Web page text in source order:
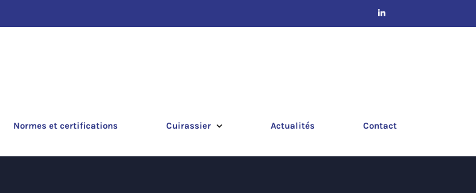
Normes et certifications Cuirassier Actualités Contact